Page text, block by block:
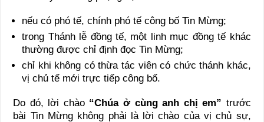
nếu có phó tế, chính phó tế công bố Tin Mừng;
trong Thánh lễ đồng tế, một linh mục đồng tế khác
thường được chỉ định đọc Tin Mừng;
chỉ khi không có thừa tác viên có chức thánh khác,
vị chủ tế mới trực tiếp công bố.
Do đó, lời chào “Chúa ở cùng anh chị em” trước
bài Tin Mừng không phải là lời chào của vị chủ sự,